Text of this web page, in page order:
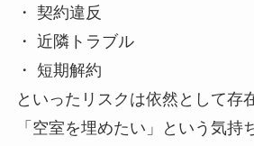
・ 契約違反
・ 近隣トラブル
・ 短期解約
といったリスクは依然として存
「空室を埋めたい」という気持